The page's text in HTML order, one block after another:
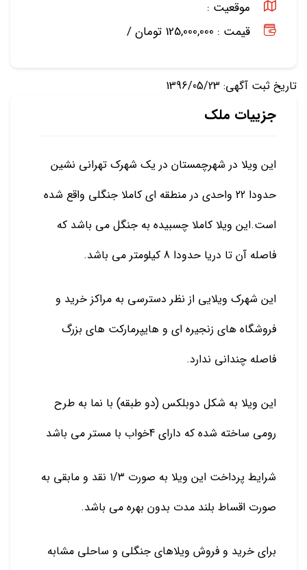
موقعیت :
قیمت : 125,000,000 تومان /
تاریخ ثبت آگهی: 1396/05/23
جزییات ملک
این ویلا در شهرچمستان در یک شهرک تهرانی نشین
حدودا 22 واحدی در منطقه ای کاملا جنگلی واقع شده
است.این ویلا کاملا چسبیده به جنگل می باشد که
فاصله آن تا دریا حدودا 8 کیلومتر می باشد.
این شهرک ویلایی از نظر دسترسی به مراکز خرید و
فروشگاه های زنجیره ای و هایپرمارکت های بزرگ
فاصله چندانی ندارد.
این ویلا به شکل دوبلکس (دو طبقه) با نما به طرح
رومی ساخته شده که دارای 4خواب با مستر می باشد
شرایط پرداخت این ویلا به صورت ۱/۳ نقد و مابقی به
صورت اقساط بلند مدت بدون بهره می باشد.
برای خرید و فروش ویلاهای جنگلی و ساحلی مشابه